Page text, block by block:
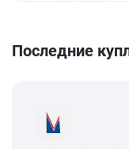
Последние